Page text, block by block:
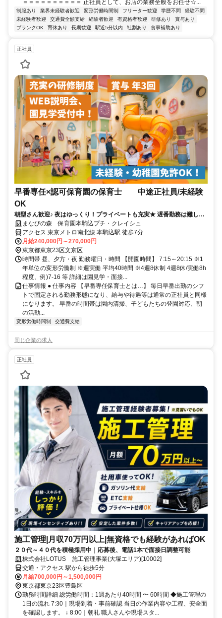
＝＝＝＝＝＝＝＝＝＝ 正社員として、お店の業務全般をお任せ☆...
制服あり 業界未経験者歓迎 変形労働時間制 フリーター歓迎 学歴不問
経験不問
未経験者歓迎
交通費全額支給 経験者歓迎 有資格者歓迎 研修あり
賞与あり
ブランクOK
育休あり 長期歓迎 駅近5分以内 社割あり 食事補助あり
正社員
早番専任×認可保育園の保育士 中途正社員/未経験
OK
朝型さん歓迎♪ 夜はゆっくり！プライベートも充実★ 遅番勤務は難しい
けど正社員で働きたい方！
まなびの森 保育園本駒込プチ・クレイシュ
アクセス 東京メトロ南北線 本駒込駅 徒歩7分
月給240,000円～270,000円
東京都東京23区文京区
時間帯 昼、夕方・夜 勤務曜日・時間 【開園時間】 7:15～20:15 ※1
年単位の変形労働制 ※週実働 平均40時間 ※4週8休制 4週8休/実働8h
程度、例)7-16 等 詳細は園見学・面接...
仕事情報 ● 仕事内容 【早番専任保育士とは…】 毎日早番出勤のシフ
トで固定される勤務形態になり、給与や待遇等は通常の正社員と同様
になります。 早番の時間帯は園内清掃、子どもたちの登園対応、朝
の活動...
変形労働時間制 交通費支給
同じ企業の求人
正社員
施工管理|月収70万円以上|無資格でも経験があればOK
２０代～４０代を積極採用中｜応募後、電話1本で面接日調整可能
株式会社LOTUS 施工管理事業(大塚エリア)[10002]
交通・アクセス 駅から徒歩5分
月給700,000円～1,500,000円
東京都東京23区豊島区
勤務時間詳細 総労働時間：1週あたり40時間 〜 60時間 ◆施工管理の
1日の流れ 7:30｜現場到着・事前確認 当日の作業内容や工程、安全面
を確認します。 ↓ 8:00｜朝礼 職人さんや現場スタ...